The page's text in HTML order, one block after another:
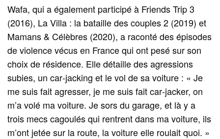
Wafa, qui a également participé à Friends Trip 3
(2016), La Villa : la bataille des couples 2 (2019) et
Mamans & Célèbres (2020), a raconté des épisodes
de violence vécus en France qui ont pesé sur son
choix de résidence. Elle détaille des agressions
subies, un car‑jacking et le vol de sa voiture : « Je
me suis fait agresser, je me suis fait car‑jacker, on
m’a volé ma voiture. Je sors du garage, et là y a
trois mecs cagoulés qui rentrent dans ma voiture, ils
m’ont jetée sur la route, la voiture elle roulait quoi. »